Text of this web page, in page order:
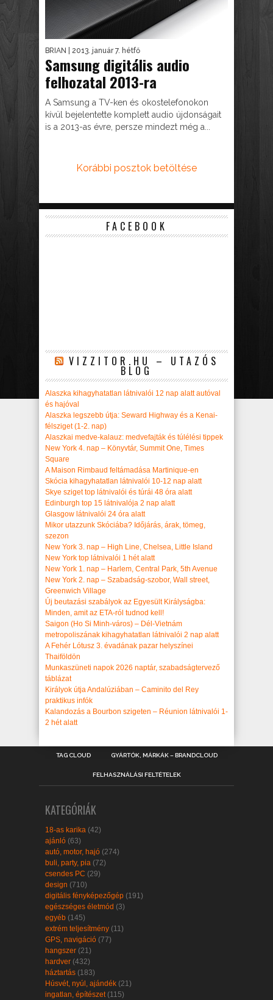
BRIAN | 2013. január 7. hétfő
Samsung digitális audio
felhozatal 2013-ra
A Samsung a TV-ken és okostelefonokon
kívül bejelentette komplett audio újdonságait
is a 2013-as évre, persze mindezt még a...
Korábbi posztok betöltése
FACEBOOK
VIZZITOR.HU – UTAZÓS
BLOG
Alaszka kihagyhatatlan látnivalói 12 nap alatt autóval
és hajóval
Alaszka legszebb útja: Seward Highway és a Kenai-
félsziget (1-2. nap)
Alaszkai medve-kalauz: medvefajták és túlélési tippek
New York 4. nap – Könyvtár, Summit One, Times
Square
A Maison Rimbaud feltámadása Martinique-en
Skócia kihagyhatatlan látnivalói 10-12 nap alatt
Skye sziget top látnivalói és túrái 48 óra alatt
Edinburgh top 15 látnivalója 2 nap alatt
Glasgow látnivalói 24 óra alatt
Mikor utazzunk Skóciába? Időjárás, árak, tömeg,
szezon
New York 3. nap – High Line, Chelsea, Little Island
New York top látnivalói 1 hét alatt
New York 1. nap – Harlem, Central Park, 5th Avenue
New York 2. nap – Szabadság-szobor, Wall street,
Greenwich Village
Új beutazási szabályok az Egyesült Királyságba:
Minden, amit az ETA-ról tudnod kell!
Saigon (Ho Si Minh-város) – Dél-Vietnám
metropoliszának kihagyhatatlan látnivalói 2 nap alatt
A Fehér Lótusz 3. évadának pazar helyszínei
Thaiföldön
Munkaszüneti napok 2026 naptár, szabadságtervező
táblázat
Királyok útja Andalúziában – Caminito del Rey
praktikus infók
Kalandozás a Bourbon szigeten – Réunion látnivalói 1-
2 hét alatt
TAG CLOUD GYÁRTÓK, MÁRKÁK – BRANDCLOUD
FELHASZNÁLÁSI FELTÉTELEK
KATEGÓRIÁK
18-as karika (42)
ajánló (63)
autó, motor, hajó (274)
buli, party, pia (72)
csendes PC (29)
design (710)
digitális fényképezőgép (191)
egészséges életmód (3)
egyéb (145)
extrém teljesítmény (11)
GPS, navigáció (77)
hangszer (21)
hardver (432)
háztartás (183)
Húsvét, nyúl, ajándék (21)
ingatlan, építészet (115)